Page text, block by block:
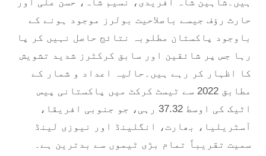
حارث رؤف جیسے باصلاحیت بولرز موجود ہونے کے
باوجود پاکستان مطلوبہ نتائج حاصل نہیں کر پا
رہا جس پر شائقین اور سابق کرکٹرز شدید تشویش
کا اظہار کر رہے ہیں۔حالیہ اعداد و شمار کے
مطابق 2022 سے ٹیسٹ کرکٹ میں پاکستانی پیس
اٹیک کی اوسط 37.32 رہی، جو جنوبی افریقا،
آسٹریلیا، بھارت، انگلینڈ اور نیوزی لینڈ
سمیت تقریباً تمام بڑی ٹیموں سے بدترین ہے۔